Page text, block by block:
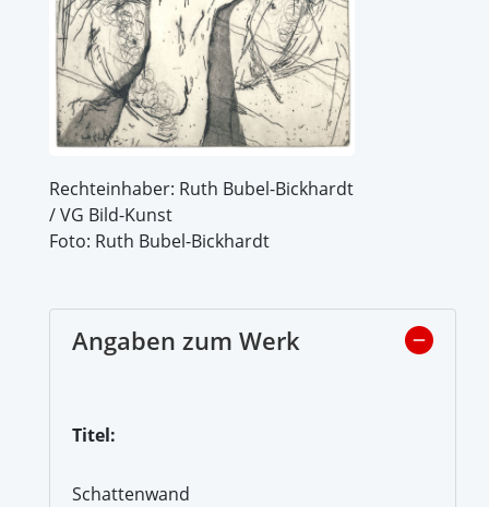
Rechteinhaber: Ruth Bubel-Bickhardt
/ VG Bild-Kunst
Foto: Ruth Bubel-Bickhardt
Angaben zum Werk
Titel:
Schattenwand